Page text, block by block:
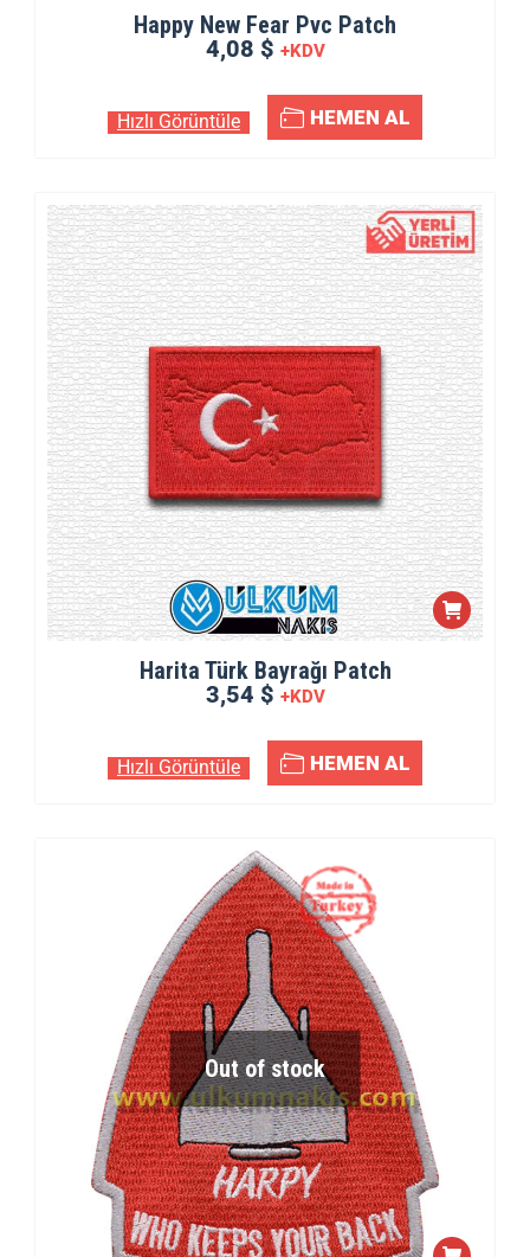
Happy New Fear Pvc Patch
4,08 $ +KDV
Hızlı Görüntüle HEMEN AL
Harita Türk Bayrağı Patch
3,54 $ +KDV
Hızlı Görüntüle HEMEN AL
Out of stock